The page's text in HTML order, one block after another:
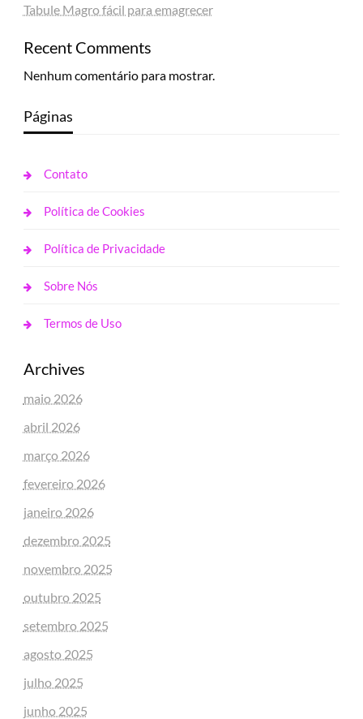
Tabule Magro fácil para emagrecer
Recent Comments
Nenhum comentário para mostrar.
Páginas
Contato
Política de Cookies
Política de Privacidade
Sobre Nós
Termos de Uso
Archives
maio 2026
abril 2026
março 2026
fevereiro 2026
janeiro 2026
dezembro 2025
novembro 2025
outubro 2025
setembro 2025
agosto 2025
julho 2025
junho 2025